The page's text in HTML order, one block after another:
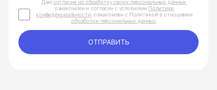
Даюсогласие на обработку своих персональных данных,
ознакомлен и согласен с условиями Политики
конфиденциальности, ознакомлен с Политикой в отношении
обработки персональных данных.
ОТПРАВИТЬ